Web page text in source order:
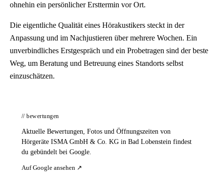
ohnehin ein persönlicher Ersttermin vor Ort.
Die eigentliche Qualität eines Hörakustikers steckt in der
Anpassung und im Nachjustieren über mehrere Wochen. Ein
unverbindliches Erstgespräch und ein Probetragen sind der beste
Weg, um Beratung und Betreuung eines Standorts selbst
einzuschätzen.
// bewertungen
Aktuelle Bewertungen, Fotos und Öffnungszeiten von
Hörgeräte ISMA GmbH & Co. KG in Bad Lobenstein findest
du gebündelt bei Google.
Auf Google ansehen ↗